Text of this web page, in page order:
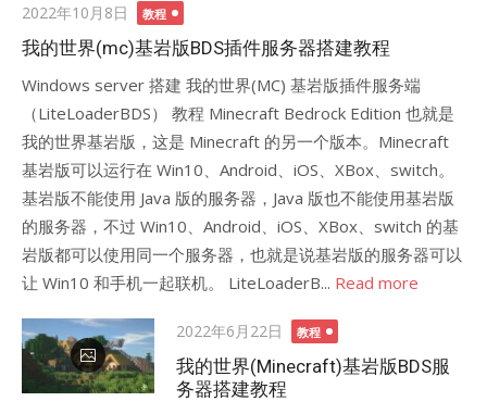
Posted
on
2022年10月8日 教程
我的世界(mc)基岩版BDS插件服务器搭建教程
Windows server 搭建 我的世界(MC) 基岩版插件服务端
（LiteLoaderBDS） 教程 Minecraft Bedrock Edition 也就是
我的世界基岩版，这是 Minecraft 的另一个版本。Minecraft
基岩版可以运行在 Win10、Android、iOS、XBox、switch。
基岩版不能使用 Java 版的服务器，Java 版也不能使用基岩版
的服务器，不过 Win10、Android、iOS、XBox、switch 的基
岩版都可以使用同一个服务器，也就是说基岩版的服务器可以
让 Win10 和手机一起联机。 LiteLoaderB... Read more
Posted
on
2022年6月22日 教程
我的世界(Minecraft)基岩版BDS服
务器搭建教程